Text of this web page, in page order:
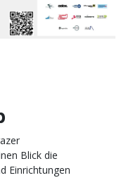
Blick die
Einrichtungen